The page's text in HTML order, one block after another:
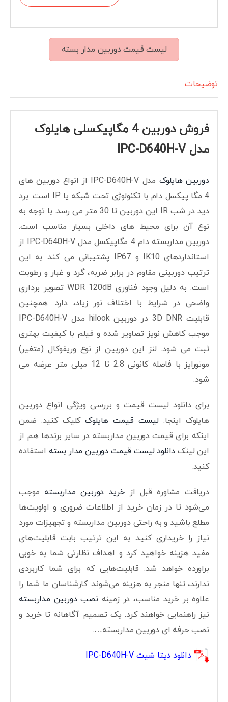
لیست قیمت دوربین مدار بسته
توضیحات
فروش دوربین 4 مگاپیکسلی هایلوک
مدل IPC-D640H-V
دوربین هایلوک
مدل IPC-D640H-V از انواع دوربین های
4 مگا پیکسل دام با تکنولوژی تحت شبکه یا IP است. برد
دید در شب IR این دوربین تا 30 متر می رسد. با توجه به
نوع آن برای محیط های داخلی بسیار مناسب است.
دوربین مداربسته دام 4 مگاپیکسل مدل IPC-D640H-V از
استانداردهای IK10 و IP67 پشتیبانی می کند. به این
ترتیب دوربینی مقاوم در برابر ضربه، گرد و غبار و رطوبت
است. به دلیل وجود فناوری WDR 120dB تصویر برداری
واضحی در شرایط با اختلاف نور زیاد، دارد. همچنین
قابلیت 3D DNR در دوربین hilook مدل IPC-D640H-V
موجب کاهش نویز تصاویر شده و فیلم با کیفیت بهتری
ثبت می شود. لنز این دوربین از نوع وریفوکال (متغیر)
موتورایز با فاصله کانونی 2.8 تا 12 میلی متر عرضه می
شود.
برای دانلود لیست قیمت و بررسی ویژگی انواع دوربین
هایلوک اینجا: لیست قیمت هایلوککلیک کنید. ضمن
اینکه برای قیمت دوربین مداربسته در سایر برندها هم از
این لینک دانلود لیست قیمت دوربین مدار بسته استفاده
کنید.
دریافت مشاوره قبل از خرید دوربین مداربسته موجب
می‌شود تا در زمان خرید از اطلاعات ضروری و اولویت‌ها
مطلع باشید و به راحتی دوربین مداربسته و تجهیزات مورد
نیاز را خریداری کنید. به این ترتیب بابت قابلیت‌های
مفید هزینه خواهید کرد و اهداف نظارتی شما به خوبی
براورده خواهد شد. قابلیت‌هایی که برای شما کاربردی
ندارند، تنها منجر به هزینه می‌شوند. کارشناسان ما شما را
علاوه بر خرید مناسب، در زمینه نصب دوربین مداربسته
نیز راهنمایی خواهند کرد. یک تصمیم آگاهانه تا خرید و
نصب حرفه ای دوربین مداربسته….
دانلود دیتا شیت IPC-D640H-V